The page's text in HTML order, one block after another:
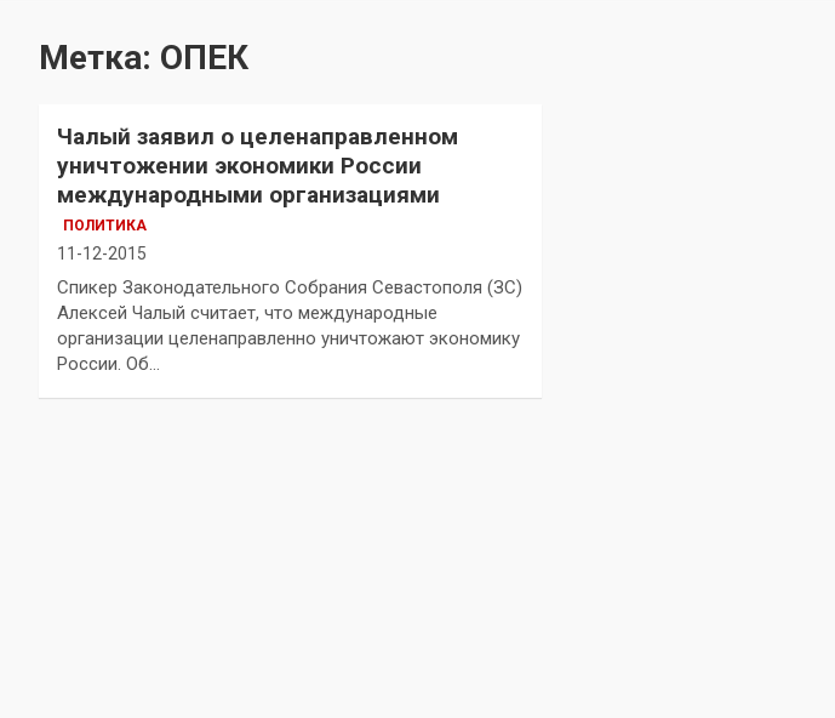
Метка: ОПЕК
Чалый заявил о целенаправленном
уничтожении экономики России
международными организациями
ПОЛИТИКА
11-12-2015
Спикер Законодательного Собрания Севастополя (ЗС)
Алексей Чалый считает, что международные
организации целенаправленно уничтожают экономику
России. Об…